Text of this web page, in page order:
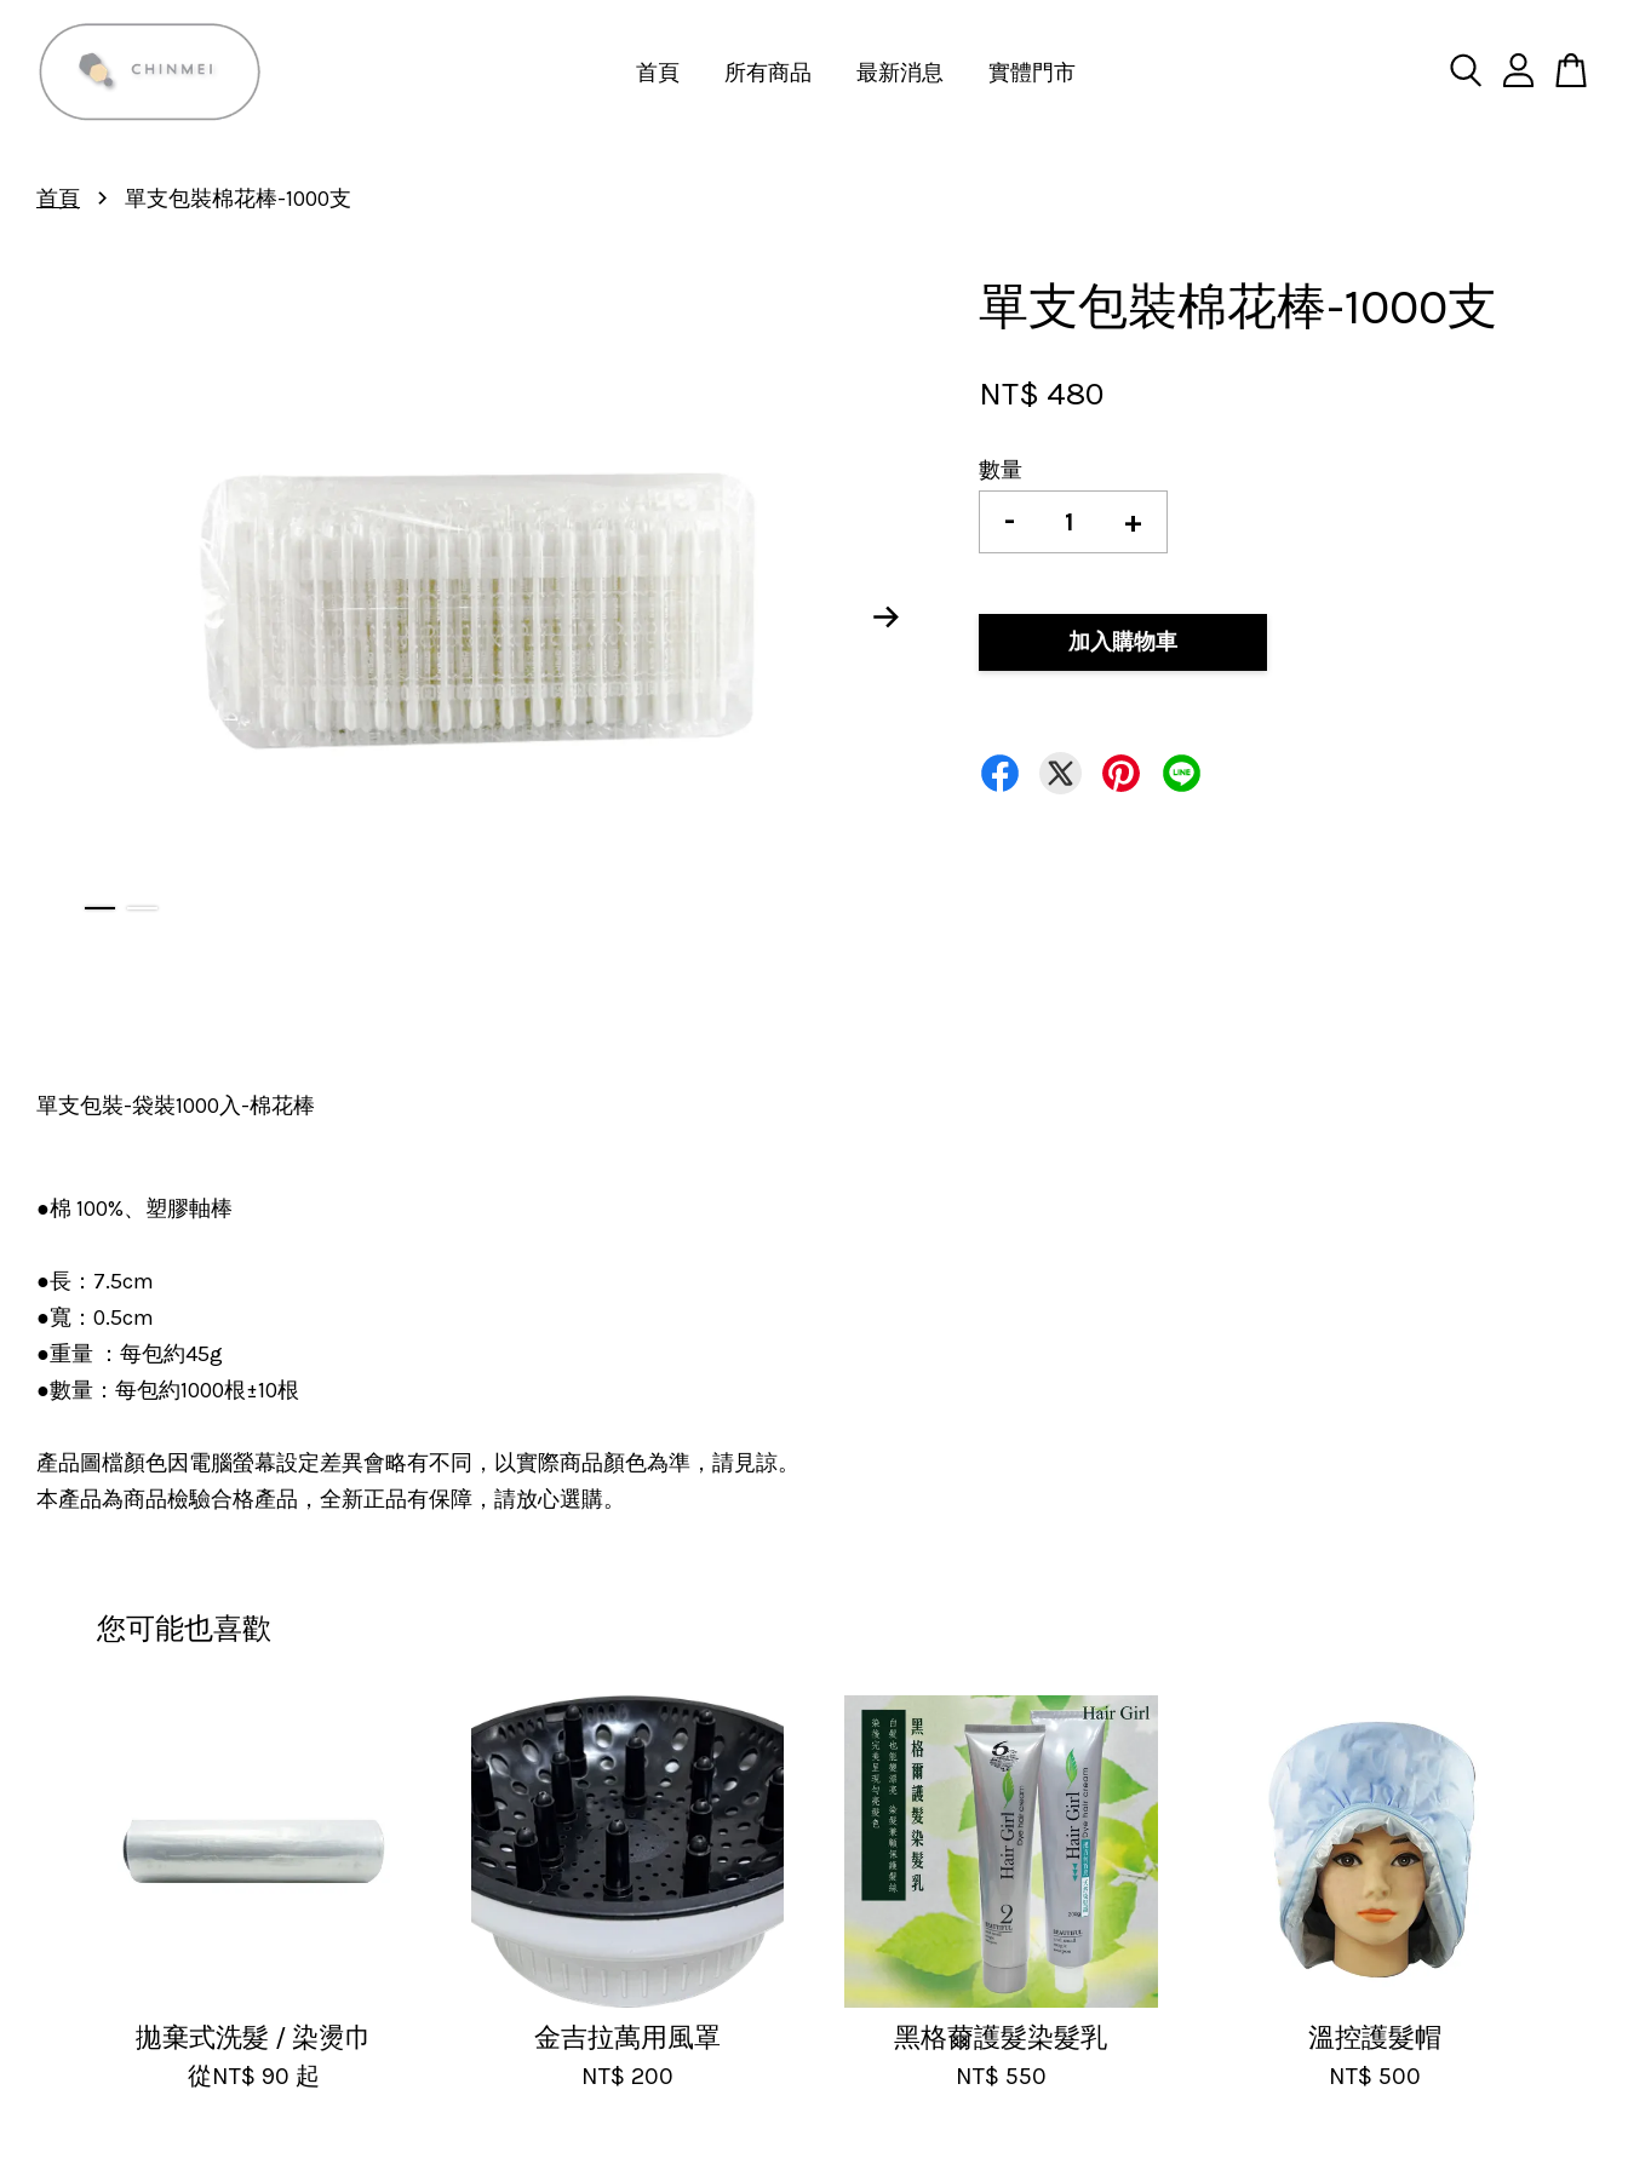
首頁 所有商品 最新消息 實體門市
首頁 › 單支包裝棉花棒-1000支
單支包裝棉花棒-1000支
NT$ 480
數量
- +
加入購物車
單支包裝-袋裝1000入-棉花棒
●棉 100%、塑膠軸棒
●長：7.5cm
●寬：0.5cm
●重量 ：每包約45g
●數量：每包約1000根±10根
產品圖檔顏色因電腦螢幕設定差異會略有不同，以實際商品顏色為準，請見諒。
本產品為商品檢驗合格產品，全新正品有保障，請放心選購。
您可能也喜歡
拋棄式洗髮 / 染燙巾
從NT$ 90 起
金吉拉萬用風罩
NT$ 200
黑格薾護髮染髮乳
NT$ 550
溫控護髮帽
NT$ 500